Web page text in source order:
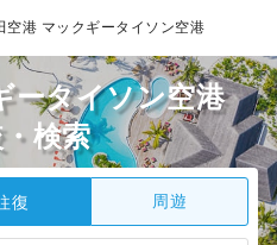
空港 マックギータイソン空港
ータイソン空港
検索
復 周遊